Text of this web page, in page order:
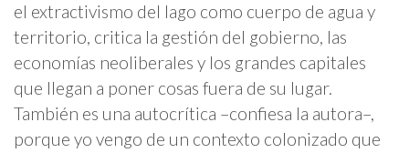
el extractivismo del lago como cuerpo de agua y
territorio, critica la gestión del gobierno, las
economías neoliberales y los grandes capitales
que llegan a poner cosas fuera de su lugar.
También es una autocrítica –confiesa la autora–,
porque yo vengo de un contexto colonizado que